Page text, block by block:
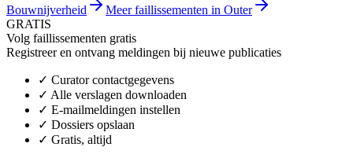
Bouwnijverheid
Meer faillissementen in Outer
GRATIS
Volg faillissementen gratis
Registreer en ontvang meldingen bij nieuwe publicaties
✓ Curator contactgegevens
✓ Alle verslagen downloaden
✓ E-mailmeldingen instellen
✓ Dossiers opslaan
✓ Gratis, altijd